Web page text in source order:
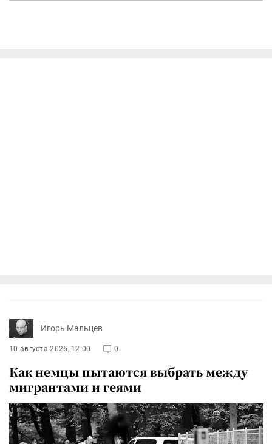
Игорь Мальцев
10 августа 2026, 12:00 0
Как немцы пытаются выбрать между
мигрантами и геями